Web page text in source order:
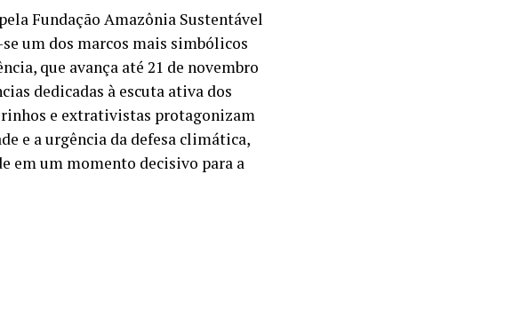
Fundação Amazônia Sustentável
um dos marcos mais simbólicos
que avança até 21 de novembro
dedicadas à escuta ativa dos
e extrativistas protagonizam
e a urgência da defesa climática,
em um momento decisivo para a